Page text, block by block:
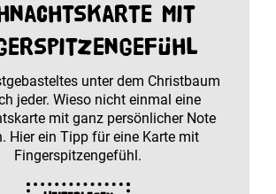
mit
unter dem Christbaum
jeder. Wieso nicht einmal eine
mit ganz persönlicher Note
Hier ein Tipp für eine Karte mit
Fingerspitzengefühl.